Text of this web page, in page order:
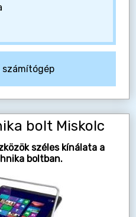
bolt Miskolc
széles kínálata a
boltban.